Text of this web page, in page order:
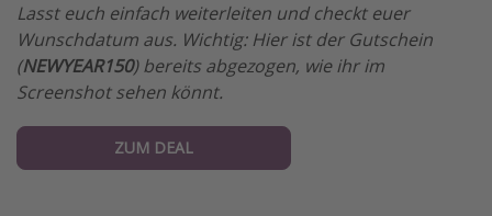
Lasst euch einfach weiterleiten und checkt euer
Wunschdatum aus. Wichtig: Hier ist der Gutschein
(NEWYEAR150) bereits abgezogen, wie ihr im
Screenshot sehen könnt.
ZUM DEAL